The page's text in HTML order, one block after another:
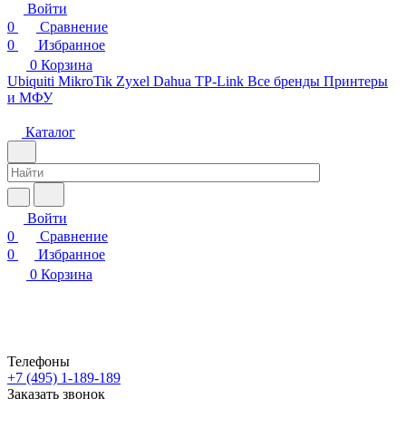
Войти
0
Сравнение
0
Избранное
0 Корзина
Ubiquiti MikroTik Zyxel Dahua TP-Link Все бренды Принтеры
и МФУ
Каталог
Войти
0
Сравнение
0
Избранное
0 Корзина
Телефоны
+7 (495) 1-189-189
Заказать звонок